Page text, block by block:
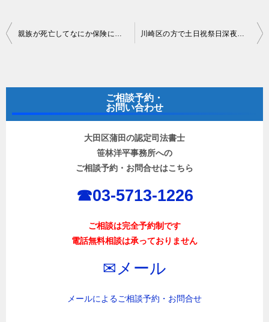
投
ビ
親族が死亡してなにか保険に入っていたかを調査する方法 川崎区の方で土日祝祭日深夜の相談対応
ご相談予約・
お問い合わせ
大田区蒲田の認定司法書士
笹林洋平事務所への
ご相談予約・お問合せはこちら
☎︎03-5713-1226
ご相談は完全予約制です
電話無料相談は承っておりません
✉︎メール
メールによるご相談予約・お問合せ